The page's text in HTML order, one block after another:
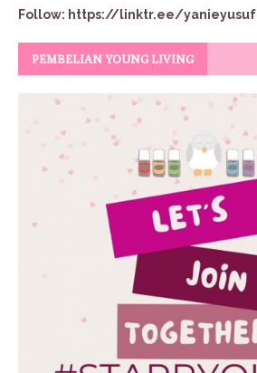
Follow: https://linktr.ee/yanieyusuf
PEMBELIAN YOUNG LIVING